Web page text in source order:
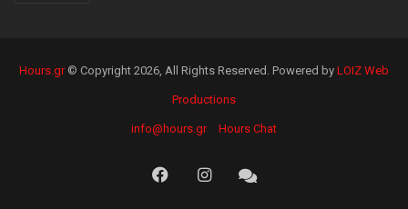
Hours.gr© Copyright 2026, All Rights Reserved. Powered by LOIZ Web
Productions
info@hours.gr Hours Chat
FacebookInstagramHours